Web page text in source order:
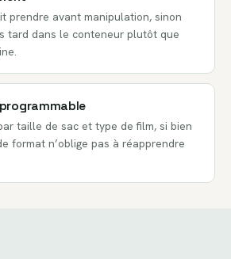
prendre avant manipulation, sinon
tard dans le conteneur plutôt que
taille de sac et type de film, si bien
format n’oblige pas à réapprendre